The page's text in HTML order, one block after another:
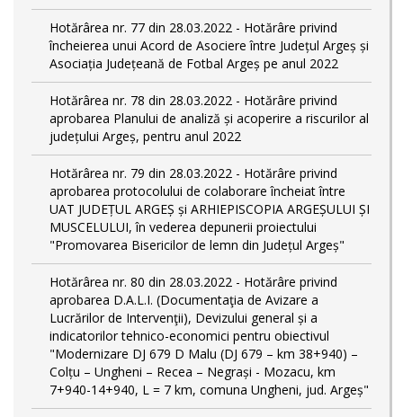
Hotărârea nr. 77 din 28.03.2022 - Hotărâre privind
încheierea unui Acord de Asociere între Județul Argeș și
Asociația Județeană de Fotbal Argeș pe anul 2022
Hotărârea nr. 78 din 28.03.2022 - Hotărâre privind
aprobarea Planului de analiză și acoperire a riscurilor al
județului Argeș, pentru anul 2022
Hotărârea nr. 79 din 28.03.2022 - Hotărâre privind
aprobarea protocolului de colaborare încheiat între
UAT JUDEȚUL ARGEȘ și ARHIEPISCOPIA ARGEȘULUI ȘI
MUSCELULUI, în vederea depunerii proiectului
"Promovarea Bisericilor de lemn din Județul Argeș"
Hotărârea nr. 80 din 28.03.2022 - Hotărâre privind
aprobarea D.A.L.I. (Documentaţia de Avizare a
Lucrărilor de Intervenţii), Devizului general și a
indicatorilor tehnico-economici pentru obiectivul
"Modernizare DJ 679 D Malu (DJ 679 – km 38+940) –
Colțu – Ungheni – Recea – Negrași - Mozacu, km
7+940-14+940, L = 7 km, comuna Ungheni, jud. Argeș"